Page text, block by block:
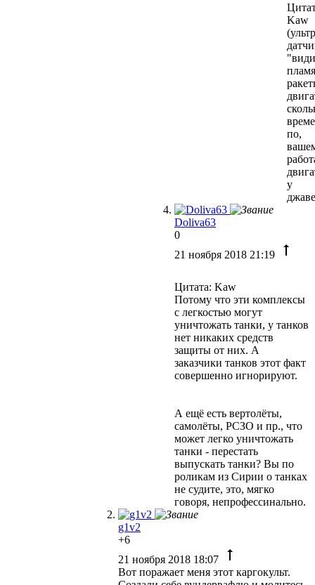
Kaw
пламя
по,
у
Doliva63
0
21 ноября 2018 21:19
Цитата: Kaw
Потому что эти комплексы
с легкостью могут
уничтожать танки, у танков
нет никаких средств
защиты от них. А
заказчики танков этот факт
совершенно игнорируют.
А ещё есть вертолёты,
самолёты, РСЗО и пр., что
может легко уничтожать
танки - перестать
выпускать танки? Вы по
роликам из Сирии о танках
не судите, это, мягко
говоря, непрофессинально.
g1v2
+6
21 ноября 2018 18:07
Вот поражает меня этот каргокульт.